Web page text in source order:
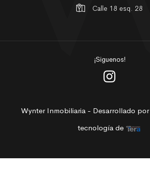
Calle 18 esq. 28
¡Siguenos!
Wynter Inmobiliaria - Desarrollado por
tecnología de